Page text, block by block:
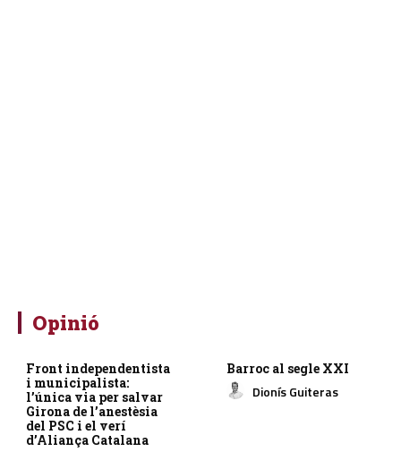
Opinió
Front independentista
i municipalista:
l’única via per salvar
Girona de l’anestèsia
del PSC i el verí
d’Aliança Catalana
Barroc al segle XXI
Dionís Guiteras